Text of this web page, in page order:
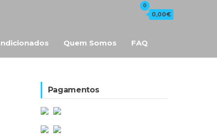
0
0,00€
Quem Somos FAQ
Pagamentos